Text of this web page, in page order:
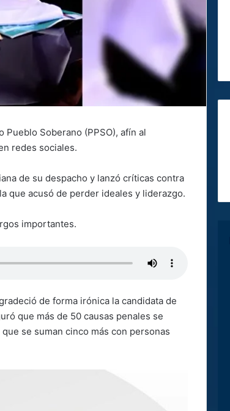
Soberano (PPSO), afín al
redes sociales.
de su despacho y lanzó críticas contra
que acusó de perder ideales y liderazgo.
importantes.
de forma irónica la candidata de
que más de 50 causas penales se
se suman cinco más con personas